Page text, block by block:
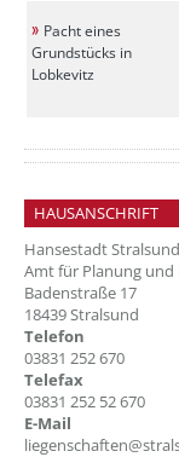
Pacht eines
Grundstücks in
Lobkevitz
HAUSANSCHRIFT
Hansestadt Stralsund
Amt für Planung
Badenstraße 17
18439 Stralsund
Telefon
03831 252 670
Telefax
03831 252 52 670
E-Mail